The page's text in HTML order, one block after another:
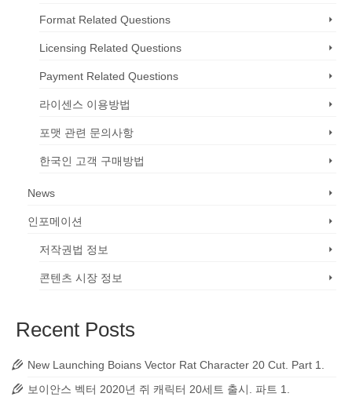
Format Related Questions
Licensing Related Questions
Payment Related Questions
라이센스 이용방법
포맷 관련 문의사항
한국인 고객 구매방법
News
인포메이션
저작권법 정보
콘텐츠 시장 정보
Recent Posts
New Launching Boians Vector Rat Character 20 Cut. Part 1.
보이안스 벡터 2020년 쥐 캐릭터 20세트 출시. 파트 1.